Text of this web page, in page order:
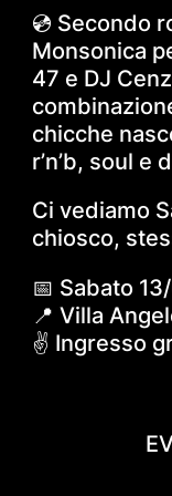
💿 Secondo
Monsonica
47 e DJ
chicche
r’n’b, soul e
Ci vediamo
chiosco,
📅 Sabato
📍 Villa
✌️ Ingresso